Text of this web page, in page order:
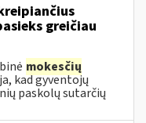
greičiau
mokesčių
kad gyventojų
paskolų sutarčių